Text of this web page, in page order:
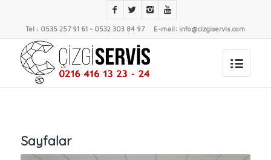
Tel : 0535 257 91 61 - 0532 303 84 97 E-mail: info@cizgiservis.com
Sayfalar